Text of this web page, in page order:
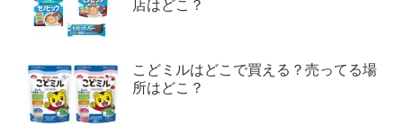
店はどこ？
こどミルはどこで買える？売ってる場
所はどこ？